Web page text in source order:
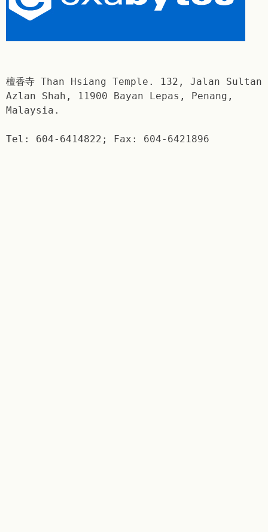
檀香寺 Than Hsiang Temple. 132, Jalan Sultan
Azlan Shah, 11900 Bayan Lepas, Penang,
Malaysia.
Tel: 604-6414822; Fax: 604-6421896